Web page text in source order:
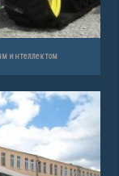
интеллектом